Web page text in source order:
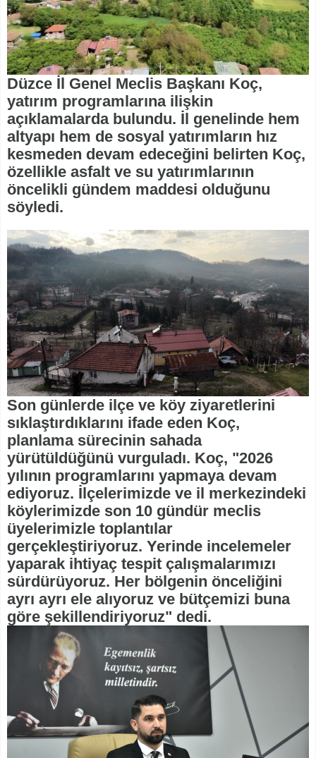
Düzce İl Genel Meclis Başkanı Koç,
yatırım programlarına ilişkin
açıklamalarda bulundu. İl genelinde hem
altyapı hem de sosyal yatırımların hız
kesmeden devam edeceğini belirten Koç,
özellikle asfalt ve su yatırımlarının
öncelikli gündem maddesi olduğunu
söyledi.
Son günlerde ilçe ve köy ziyaretlerini
sıklaştırdıklarını ifade eden Koç,
planlama sürecinin sahada
yürütüldüğünü vurguladı. Koç, "2026
yılının programlarını yapmaya devam
ediyoruz. İlçelerimizde ve il merkezindeki
köylerimizde son 10 gündür meclis
üyelerimizle toplantılar
gerçekleştiriyoruz. Yerinde incelemeler
yaparak ihtiyaç tespit çalışmalarımızı
sürdürüyoruz. Her bölgenin önceliğini
ayrı ayrı ele alıyoruz ve bütçemizi buna
göre şekillendiriyoruz" dedi.